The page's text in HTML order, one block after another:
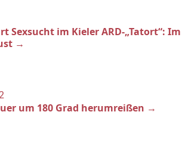
Sexsucht im Kieler ARD-„Tatort“: Im
→
um 180 Grad herumreißen →